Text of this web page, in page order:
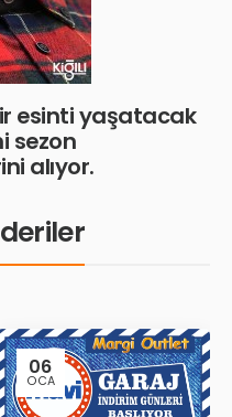
esinti yaşatacak
sezon
alıyor.
06
OCA